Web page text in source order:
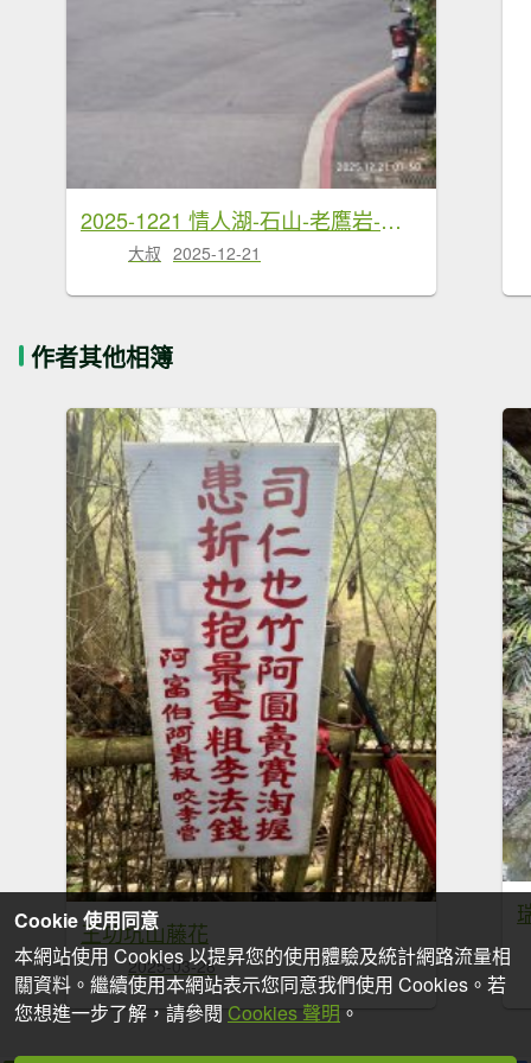
2025-1221 情人湖-石山-老鷹岩-大武崙砲台-外木山國旗嶺-濱海步道-海興步道-情人湖
大叔 2025-12-21
作者其他相簿
王功坑山藤花
2025-03-28
Cookie 使用同意
本網站使用 Cookies 以提昇您的使用體驗及統計網路流量相
關資料。繼續使用本網站表示您同意我們使用 Cookies。若
您想進一步了解，請參閱 Cookies 聲明 。